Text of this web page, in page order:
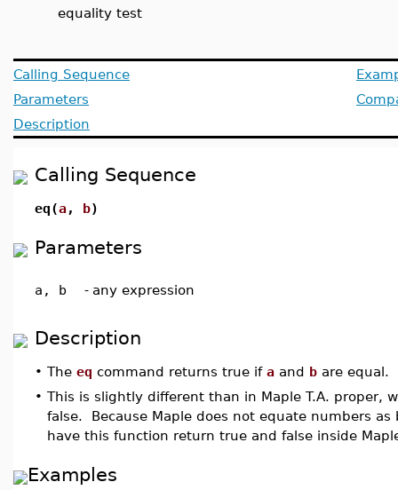
equality test
Calling Sequence
Parameters
Description
Calling Sequence
eq(a, b)
Parameters
a, b - any expression
Description
• The eq command returns true if a and b are equal.
• This is slightly different than in Maple T.A. proper,
false. Because Maple does not equate numbers
have this function return true and false inside
Examples